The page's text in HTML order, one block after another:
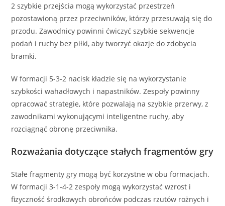
2 szybkie przejścia mogą wykorzystać przestrzeń
pozostawioną przez przeciwników, którzy przesuwają się do
przodu. Zawodnicy powinni ćwiczyć szybkie sekwencje
podań i ruchy bez piłki, aby tworzyć okazje do zdobycia
bramki.
W formacji 5-3-2 nacisk kładzie się na wykorzystanie
szybkości wahadłowych i napastników. Zespoły powinny
opracować strategie, które pozwalają na szybkie przerwy, z
zawodnikami wykonującymi inteligentne ruchy, aby
rozciągnąć obronę przeciwnika.
Rozważania dotyczące stałych fragmentów gry
Stałe fragmenty gry mogą być korzystne w obu formacjach.
W formacji 3-1-4-2 zespoły mogą wykorzystać wzrost i
fizyczność środkowych obrońców podczas rzutów rożnych i